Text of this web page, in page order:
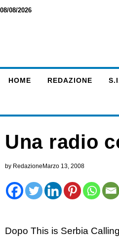
08/08/2026
HOME REDAZIONE
Una radio
by Redazione Marzo 13, 2008
Dopo This is Serbia